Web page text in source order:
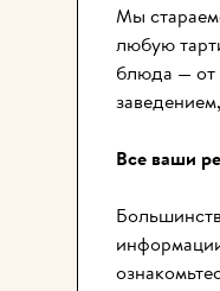
Мы
любую
блюда — от
Все ваши